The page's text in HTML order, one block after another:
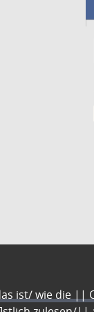
ist/ wie die ||